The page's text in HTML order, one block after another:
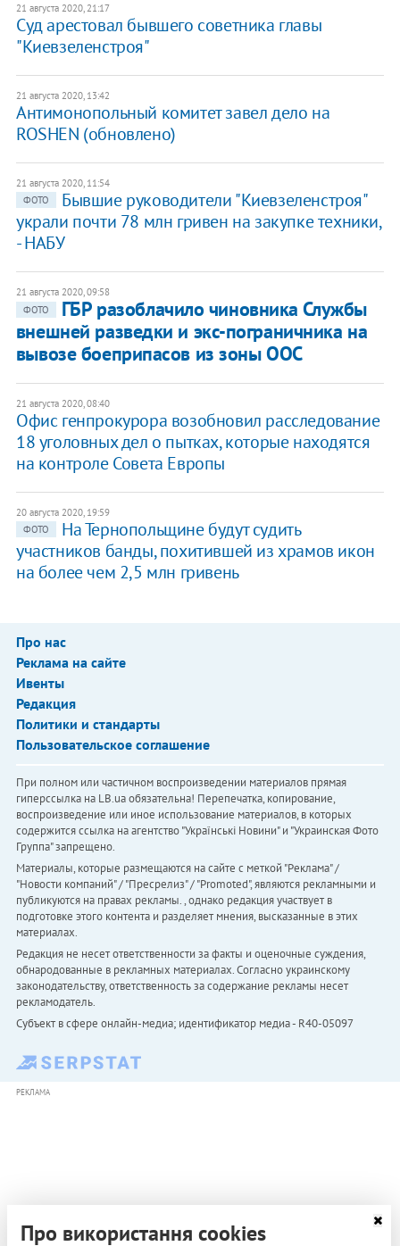
21 августа 2020, 21:17
Суд арестовал бывшего советника главы
"Киевзеленстроя"
21 августа 2020, 13:42
Антимонопольный комитет завел дело на
ROSHEN (обновлено)
21 августа 2020, 11:54
ФОТО
Бывшие руководители "Киевзеленстроя"
украли почти 78 млн гривен на закупке техники,
- НАБУ
21 августа 2020, 09:58
ФОТО
ГБР разоблачило чиновника Службы
внешней разведки и экс-пограничника на
вывозе боеприпасов из зоны ООС
21 августа 2020, 08:40
Офис генпрокурора возобновил расследование
18 уголовных дел о пытках, которые находятся
на контроле Совета Европы
20 августа 2020, 19:59
ФОТО
На Тернопольщине будут судить
участников банды, похитившей из храмов икон
на более чем 2,5 млн гривень
Про нас
Реклама на сайте
Ивенты
Редакция
Политики и стандарты
Пользовательское соглашение
При полном или частичном воспроизведении материалов прямая
гиперссылка на LB.ua обязательна! Перепечатка, копирование,
воспроизведение или иное использование материалов, в которых
содержится ссылка на агентство "Українськi Новини" и "Украинская Фото
Группа" запрещено.
Материалы, которые размещаются на сайте с меткой "Реклама" /
"Новости компаний" / "Пресрелиз" / "Promoted", являются рекламными и
публикуются на правах рекламы. , однако редакция участвует в
подготовке этого контента и разделяет мнения, высказанные в этих
материалах.
Редакция не несет ответственности за факты и оценочные суждения,
обнародованные в рекламных материалах. Согласно украинскому
законодательству, ответственность за содержание рекламы несет
рекламодатель.
Субъект в сфере онлайн-медиа; идентификатор медиа - R40-05097
РЕКЛАМА
Про використання cookies